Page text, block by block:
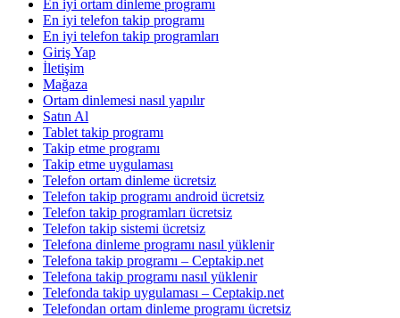
En iyi ortam dinleme programı
En iyi telefon takip programı
En iyi telefon takip programları
Giriş Yap
İletişim
Mağaza
Ortam dinlemesi nasıl yapılır
Satın Al
Tablet takip programı
Takip etme programı
Takip etme uygulaması
Telefon ortam dinleme ücretsiz
Telefon takip programı android ücretsiz
Telefon takip programları ücretsiz
Telefon takip sistemi ücretsiz
Telefona dinleme programı nasıl yüklenir
Telefona takip programı – Ceptakip.net
Telefona takip programı nasıl yüklenir
Telefonda takip uygulaması – Ceptakip.net
Telefondan ortam dinleme programı ücretsiz